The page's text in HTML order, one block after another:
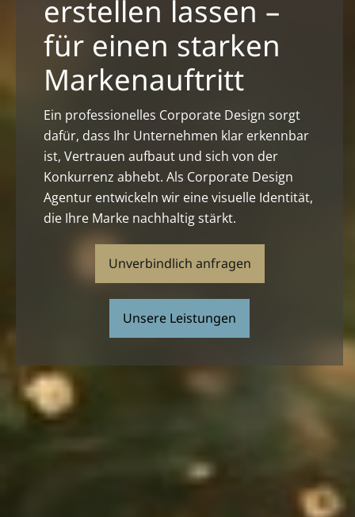
erstellen lassen –
für einen starken
Markenauftritt
Ein professionelles Corporate Design sorgt
dafür, dass Ihr Unternehmen klar erkennbar
ist, Vertrauen aufbaut und sich von der
Konkurrenz abhebt. Als Corporate Design
Agentur entwickeln wir eine visuelle Identität,
die Ihre Marke nachhaltig stärkt.
Unverbindlich anfragen
Unsere Leistungen